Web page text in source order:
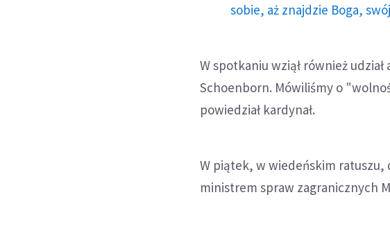
sobie, aż znajdzie Boga,
W spotkaniu wziął również
Schoenborn. Mówiliśmy o
powiedział kardynał.
W piątek, w wiedeńskim ratuszu,
ministrem spraw zagranicznych